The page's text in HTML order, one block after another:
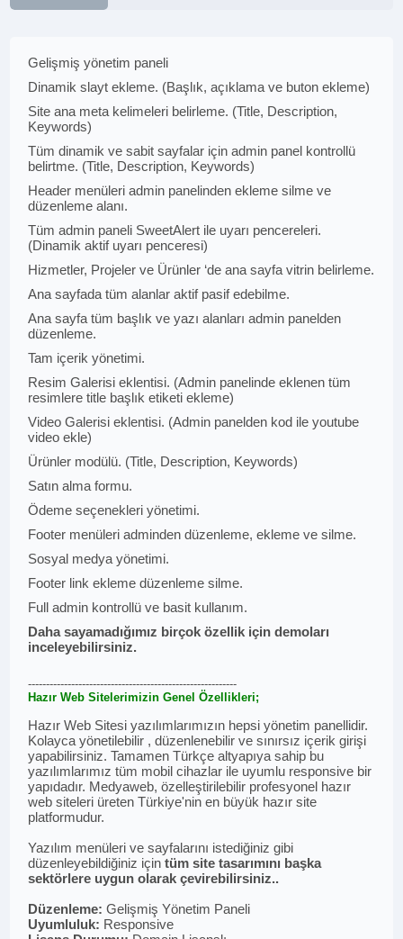
Gelişmiş yönetim paneli
Dinamik slayt ekleme. (Başlık, açıklama ve buton ekleme)
Site ana meta kelimeleri belirleme. (Title, Description,
Keywords)
Tüm dinamik ve sabit sayfalar için admin panel kontrollü
belirtme. (Title, Description, Keywords)
Header menüleri admin panelinden ekleme silme ve
düzenleme alanı.
Tüm admin paneli SweetAlert ile uyarı pencereleri.
(Dinamik aktif uyarı penceresi)
Hizmetler, Projeler ve Ürünler ‘de ana sayfa vitrin belirleme.
Ana sayfada tüm alanlar aktif pasif edebilme.
Ana sayfa tüm başlık ve yazı alanları admin panelden
düzenleme.
Tam içerik yönetimi.
Resim Galerisi eklentisi. (Admin panelinde eklenen tüm
resimlere title başlık etiketi ekleme)
Video Galerisi eklentisi. (Admin panelden kod ile youtube
video ekle)
Ürünler modülü. (Title, Description, Keywords)
Satın alma formu.
Ödeme seçenekleri yönetimi.
Footer menüleri adminden düzenleme, ekleme ve silme.
Sosyal medya yönetimi.
Footer link ekleme düzenleme silme.
Full admin kontrollü ve basit kullanım.
Daha sayamadığımız birçok özellik için demoları
inceleyebilirsiniz.
----------------------------------------------------------
Hazır Web Sitelerimizin Genel Özellikleri;
Hazır Web Sitesi yazılımlarımızın hepsi yönetim panellidir.
Kolayca yönetilebilir , düzenlenebilir ve sınırsız içerik girişi
yapabilirsiniz. Tamamen Türkçe altyapıya sahip bu
yazılımlarımız tüm mobil cihazlar ile uyumlu responsive bir
yapıdadır. Medyaweb, özelleştirilebilir profesyonel hazır
web siteleri üreten Türkiye'nin en büyük hazır site
platformudur.
Yazılım menüleri ve sayfalarını istediğiniz gibi
düzenleyebildiğiniz içintüm site tasarımını başka
sektörlere uygun olarak çevirebilirsiniz..
Düzenleme:Gelişmiş Yönetim Paneli
Uyumluluk: Responsive